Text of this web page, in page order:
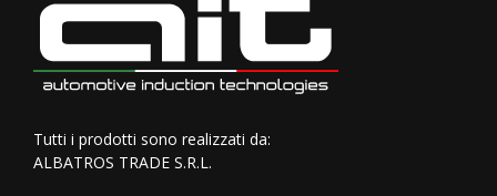
Tutti i prodotti sono realizzati da:
ALBATROS TRADE S.R.L.